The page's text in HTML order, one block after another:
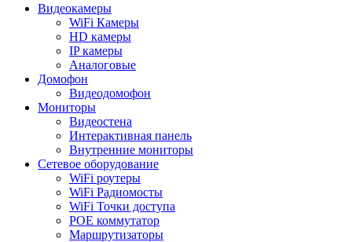
Видеокамеры
WiFi Камеры
HD камеры
IP камеры
Аналоговые
Домофон
Видеодомофон
Мониторы
Видеостена
Интерактивная панель
Внутренние мониторы
Сетевое оборудование
WiFi роутеры
WiFi Радиомосты
WiFi Точки доступа
POE коммутатор
Маршрутизаторы